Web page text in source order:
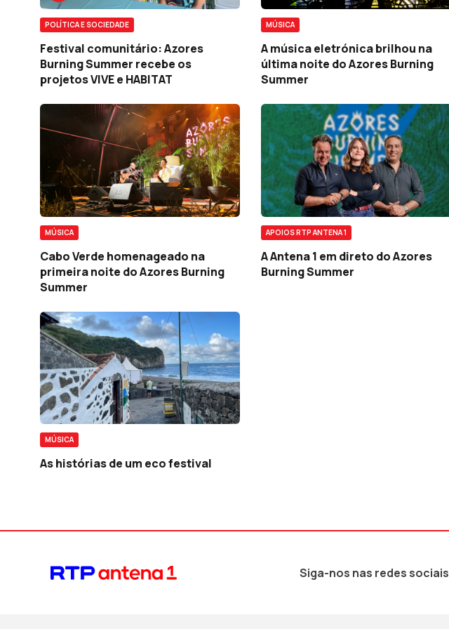
POLÍTICA E SOCIEDADE
Festival comunitário: Azores
Burning Summer recebe os
projetos VIVE e HABITAT
MÚSICA
A música eletrónica brilhou na
última noite do Azores Burning
Summer
MÚSICA
Cabo Verde homenageado na
primeira noite do Azores Burning
Summer
APOIOS RTP ANTENA 1
A Antena 1 em direto do Azores
Burning Summer
MÚSICA
As histórias de um eco festival
Siga-nos nas redes sociais